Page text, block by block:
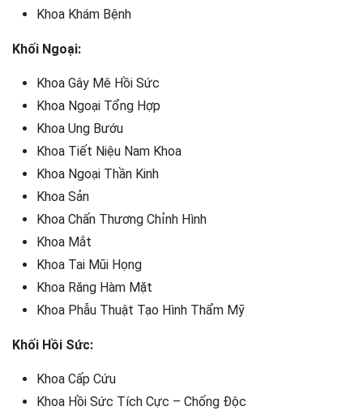
Khoa Khám Bệnh
Khối Ngoại:
Khoa Gây Mê Hồi Sức
Khoa Ngoại Tổng Hợp
Khoa Ung Bướu
Khoa Tiết Niệu Nam Khoa
Khoa Ngoại Thần Kinh
Khoa Sản
Khoa Chấn Thương Chỉnh Hình
Khoa Mắt
Khoa Tai Mũi Họng
Khoa Răng Hàm Mặt
Khoa Phẫu Thuật Tạo Hình Thẩm Mỹ
Khối Hồi Sức:
Khoa Cấp Cứu
Khoa Hồi Sức Tích Cực – Chống Độc